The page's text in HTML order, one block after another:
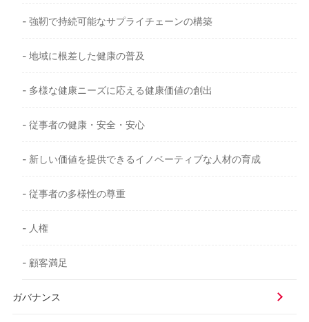
- 強靭で持続可能なサプライチェーンの構築
- 地域に根差した健康の普及
- 多様な健康ニーズに応える健康価値の創出
- 従事者の健康・安全・安心
- 新しい価値を提供できるイノベーティブな人材の育成
- 従事者の多様性の尊重
- 人権
- 顧客満足
ガバナンス